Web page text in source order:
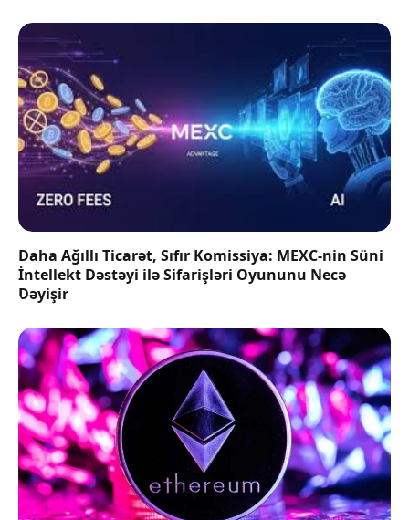
Daha Ağıllı Ticarət, Sıfır Komissiya: MEXC-nin Süni
İntellekt Dəstəyi ilə Sifarişləri Oyununu Necə
Dəyişir